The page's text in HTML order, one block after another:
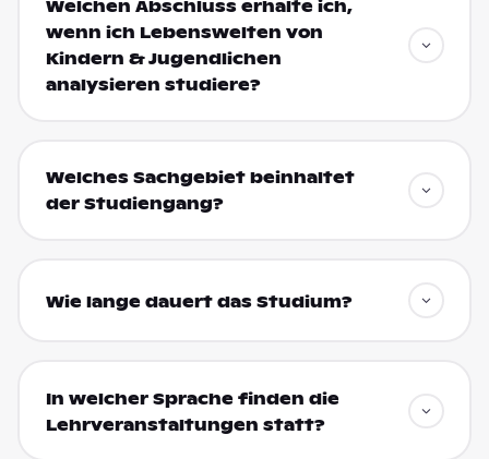
Welchen Abschluss erhalte ich,
wenn ich Lebenswelten von
Kindern & Jugendlichen
analysieren studiere?
Welches Sachgebiet beinhaltet
der Studiengang?
Wie lange dauert das Studium?
In welcher Sprache finden die
Lehrveranstaltungen statt?